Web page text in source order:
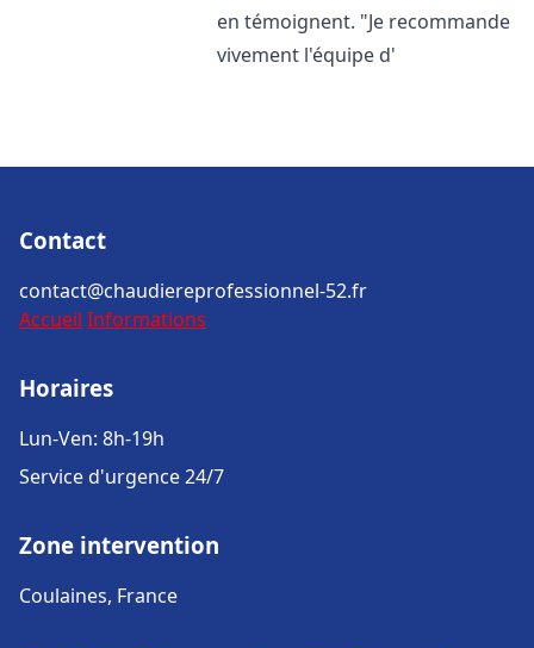
en témoignent. "Je recommande
vivement l'équipe d'
Contact
contact@chaudiereprofessionnel-52.fr
Accueil Informations
Horaires
Lun-Ven: 8h-19h
Service d'urgence 24/7
Zone intervention
Coulaines, France